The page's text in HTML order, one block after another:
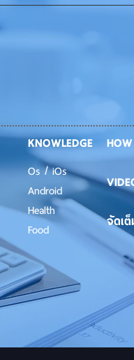
KNOWLEDGE
Os / iOs
Android
Health
Food
จัดเ